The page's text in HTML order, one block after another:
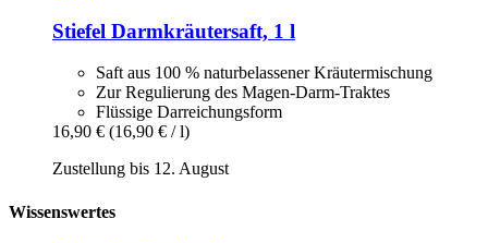
Stiefel Darmkräutersaft, 1 l
Saft aus 100 % naturbelassener Kräutermischung
Zur Regulierung des Magen-Darm-Traktes
Flüssige Darreichungsform
16,90 € (16,90 € / l)
Zustellung bis 12. August
Wissenswertes